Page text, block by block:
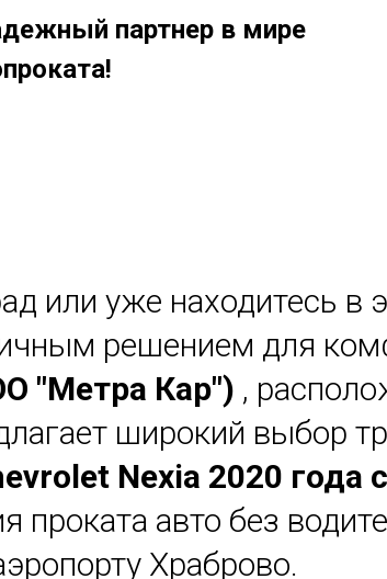
партнер в мире
или уже находитесь в
решением для
"Метра Кар") ,
широкий выбор
Nexia 2020 года
проката авто без
Храброво.